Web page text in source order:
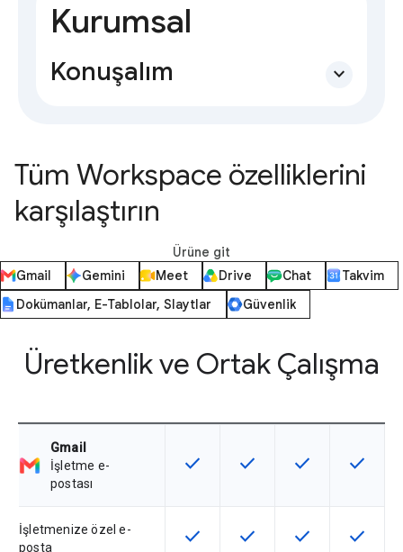
Kurumsal
Konuşalım expand_more
Tüm Workspace özelliklerini
karşılaştırın
Ürüne git
Gmail
Gemini Meet Drive Chat
Takvim
Dokümanlar, E-Tablolar, Slaytlar
Güvenlik
Üretkenlik ve Ortak Çalışma
Gmail
İşletme e-
postası
Bu özellik SKU'da kullanılabilir
check Bu özellik SKU'da
check Bu özellik
check Bu
check
İşletmenize özel e-
posta
Bu özellik SKU'da kullanılabilir
check Bu özellik SKU'da
check Bu özellik
check Bu
check